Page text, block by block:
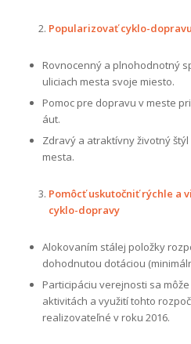
Popularizovať cyklo-
Rovnocenný a plnohodnotný
uliciach mesta svoje miesto.
Pomoc pre dopravu v meste
áut.
Zdravý a atraktívny životný
mesta.
Pomôcť uskutočniť rýchle a
cyklo-dopravy
Alokovaním stálej položky
dohodnutou dotáciou
Participáciu verejnosti sa
aktivitách a využití tohto
realizovateľné v roku 2016.